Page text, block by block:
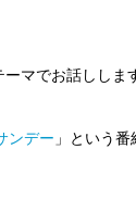
マでお話ししま
ンデー 」という